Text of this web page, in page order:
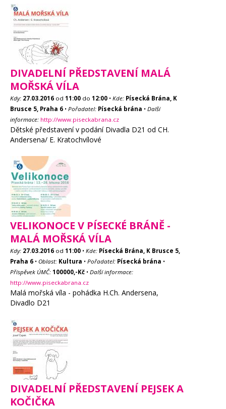
DIVADELNÍ PŘEDSTAVENÍ MALÁ
MOŘSKÁ VÍLA
Kdy: 27.03.2016 od 11:00 do 12:00 • Kde: Písecká Brána, K
Brusce 5, Praha 6 • Pořadatel: Písecká brána • Další
informace: http://www.piseckabrana.cz
Dětské představení v podání Divadla D21 od CH.
Andersena/ E. Kratochvílové
VELIKONOCE V PÍSECKÉ BRÁNĚ -
MALÁ MOŘSKÁ VÍLA
Kdy: 27.03.2016 od 11:00 • Kde: Písecká Brána, K Brusce 5,
Praha 6 • Oblast: Kultura • Pořadatel: Písecká brána •
Příspěvek ÚMČ: 100000,-Kč • Další informace:
http://www.piseckabrana.cz
Malá mořská víla - pohádka H.Ch. Andersena,
Divadlo D21
DIVADELNÍ PŘEDSTAVENÍ PEJSEK A
KOČIČKA